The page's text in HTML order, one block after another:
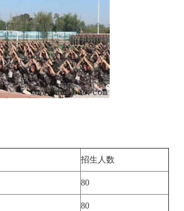
招生人数
80
80